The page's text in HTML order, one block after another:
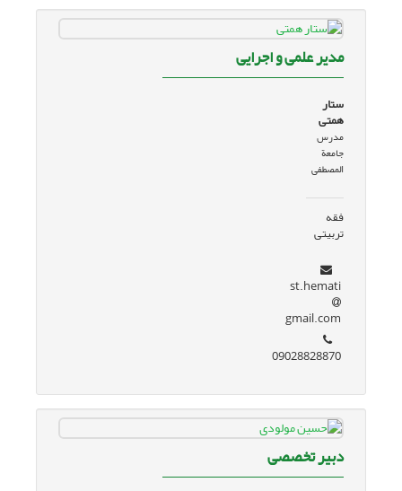
مدیر علمی و اجرایی
ستار
همتی
مدرس
جامعة
المصطفی
فقه
تربیتی
st.hemati
gmail.com
09028828870
دبیر تخصصی